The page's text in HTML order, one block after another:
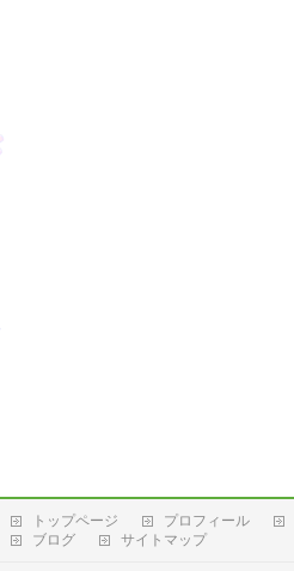
トップページ プロフィール
ブログ
サイトマップ